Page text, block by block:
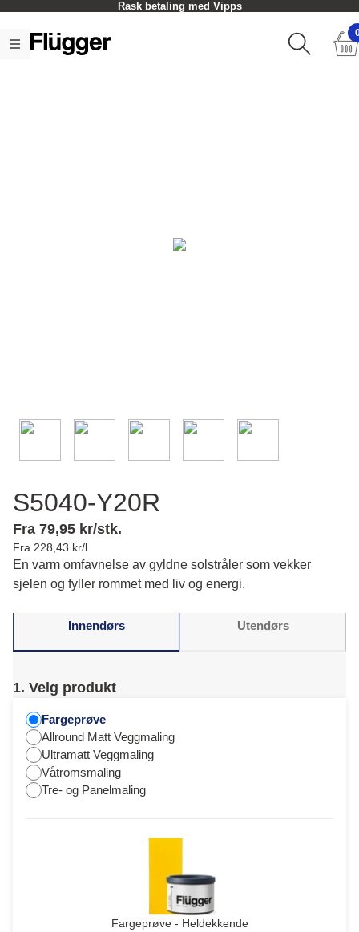
Rask betaling med Vipps
S5040-Y20R
Fra 79,95 kr/stk.
Fra 228,43 kr/l
En varm omfavnelse av gyldne solstråler som vekker
sjelen og fyller rommet med liv og energi.
Innendørs Utendørs
1. Velg produkt
Fargeprøve
Allround Matt Veggmaling
Ultramatt Veggmaling
Våtromsmaling
Tre- og Panelmaling
Fargeprøve - Heldekkende